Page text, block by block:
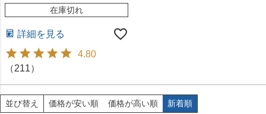
在庫切れ
詳細を見る
4.80
（211 ）
並び替え 価格が安い順 価格が高い順 新着順